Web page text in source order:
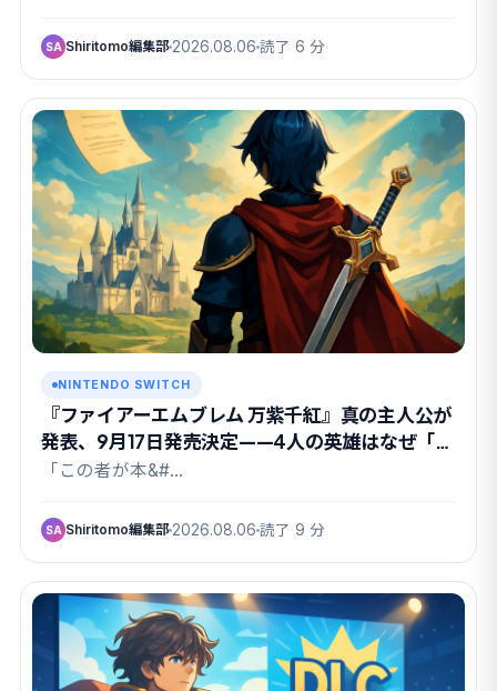
SA Shiritomo編集部 2026.08.06 読了 6 分
NINTENDO SWITCH
『ファイアーエムブレム 万紫千紅』真の主人公が
発表、9月17日発売決定——4人の英雄はなぜ「も
ういない」のか
「この者が本&#…
SA Shiritomo編集部 2026.08.06 読了 9 分